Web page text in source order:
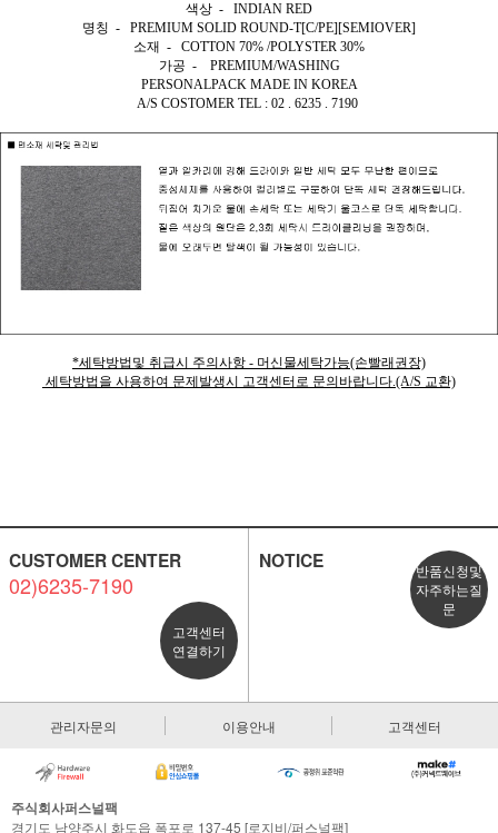
색상 - INDIAN RED
명칭 - PREMIUM SOLID ROUND-T[C/PE][SEMIOVER]
소재 - COTTON 70% /POLYSTER 30%
가공 - PREMIUM/WASHING
PERSONALPACK MADE IN KOREA
A/S COSTOMER TEL : 02 . 6235 . 7190
*세탁방법및 취급시 주의사항 - 머신물세탁가능(손빨래권장)
세탁방법을 사용하여 문제발생시 고객센터로 문의바랍니다.(A/S 교환)
CUSTOMER CENTER
02)6235-7190
고객센터
연결하기
NOTICE
반품신청및
자주하는질
문
관리자문의 이용안내 고객센터
주식회사퍼스널팩
경기도 남양주시 화도읍 폭포로 137-45 [로지비/퍼스널팩]